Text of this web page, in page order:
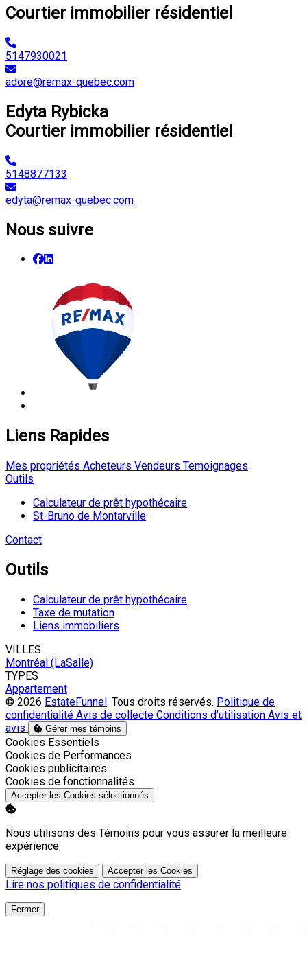
Courtier immobilier résidentiel
5147930021
adore@remax-quebec.com
Edyta Rybicka
Courtier immobilier résidentiel
5148877133
edyta@remax-quebec.com
Nous suivre
Liens Rapides
Mes propriétés Acheteurs Vendeurs Temoignages
Outils
Calculateur de prêt hypothécaire
St-Bruno de Montarville
Contact
Outils
Calculateur de prêt hypothécaire
Taxe de mutation
Liens immobiliers
VILLES
Montréal (LaSalle)
TYPES
Appartement
© 2026 EstateFunnel. Tous droits réservés. Politique de
confidentialité Avis de collecte Conditions d’utilisation Avis et
avis
Gérer mes témoins
Activer
Cookies Essentiels
Activer
Cookies de Performances
Activer
Cookies publicitaires
Activer
Cookies de fonctionnalités
Accepter les Cookies sélectionnés
Nous utilisons des Témoins pour vous assurer la meilleure
expérience.
Réglage des cookies Accepter les Cookies
Lire nos politiques de confidentialité
Fermer